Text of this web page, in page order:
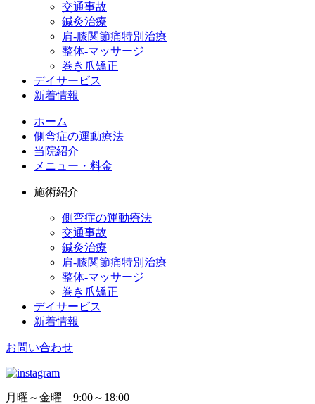
交通事故
鍼灸治療
肩-膝関節痛特別治療
整体-マッサージ
巻き爪矯正
デイサービス
新着情報
ホーム
側弯症の運動療法
当院紹介
メニュー・料金
施術紹介
側弯症の運動療法
交通事故
鍼灸治療
肩-膝関節痛特別治療
整体-マッサージ
巻き爪矯正
デイサービス
新着情報
お問い合わせ
月曜～金曜 9:00～18:00